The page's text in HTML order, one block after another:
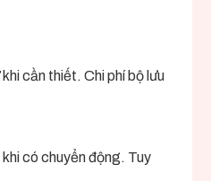
cần thiết. Chi phí bộ lưu
có chuyển động. Tuy